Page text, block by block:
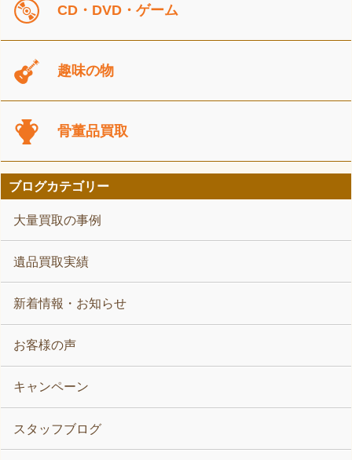
CD・DVD・ゲーム
趣味の物
骨董品買取
ブログカテゴリー
大量買取の事例
遺品買取実績
新着情報・お知らせ
お客様の声
キャンペーン
スタッフブログ